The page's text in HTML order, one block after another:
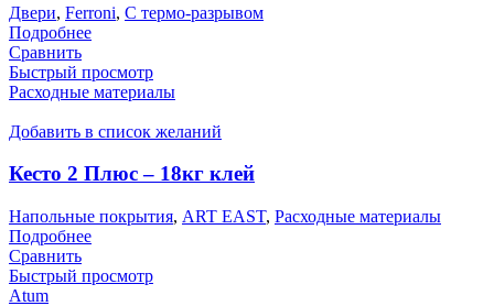
Двери, Ferroni, С термо-разрывом
Подробнее
Сравнить
Быстрый просмотр
Расходные материалы
Добавить в список желаний
Кесто 2 Плюс – 18кг клей
Напольные покрытия, ART EAST, Расходные материалы
Подробнее
Сравнить
Быстрый просмотр
Atum